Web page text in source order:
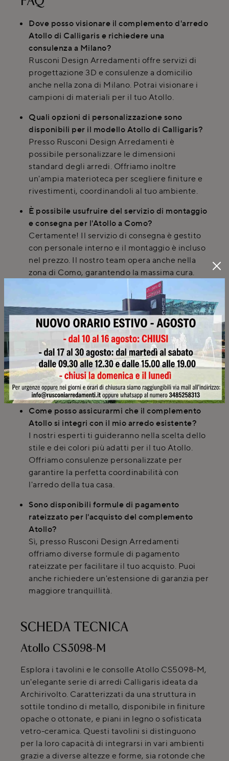
Dove posso visionare il complemento d'arredo
Atollo di Calligaris e richiedere una
consulenza a Milano?
Rusconi Design Arredamenti offre servizi di
progettazione 3D e consulenze a domicilio
anche nella zona di Milano. Potrai visionare i
campioni di materiali per il tuo Atollo.
Quali opzioni di personalizzazione sono
disponibili per il modello Atollo di Calligaris?
Presso Rusconi Design Arredamenti è
possibile personalizzare le dimensioni
standard degli arredi. Offriamo inoltre
un'ampia materioteca per scegliere finiture e
rivestimenti, coordinandoli al tuo ambiente.
È possibile usufruire del servizio di montaggio
e consegna per l'Atollo a Como?
Certamente! Il servizio di consegna è gestito
con personale interno e il montaggio è incluso
nel prezzo. Il nostro team opera anche nella
zona di Como, garantendo la massima cura.
Quali sono i vantaggi di acquistare l'Atollo di
Calligaris presso Rusconi Design Arredamenti
a Cirimido?
Acquistando a Cirimido, beneficerai di servizi
come la progettazione 3D, rilievi misure in
loco e la possibilità di visionare campioni di
materiali. Offriamo inoltre formule di
pagamento rateizzate e un manuale di
manutenzione.
Come posso assicurarmi che il complemento
Atollo si integri con il mio arredo esistente?
I nostri esperti ti guideranno nella scelta dello
stile e dei colori più adatti per il tuo Atollo.
Offriamo consulenze personalizzate per
garantire la perfetta coordinabilità con
l'arredo della tua casa.
Sono disponibili formule di pagamento
rateizzato per l'acquisto del complemento
Atollo?
Sì, presso Rusconi Design Arredamenti
offriamo diverse formule di pagamento
rateizzate per facilitare il tuo acquisto. Puoi
anche richiedere un'estensione di garanzia per
maggiore tranquillità.
SCHEDA TECNICA
Atollo CS5098-M
Esplora i tavolini e le consolle Atollo CS5098-M,
un'elegante serie di arredi Calligaris ideata da
Archirivolto. Caratterizzati da una struttura in
sottile tondino di metallo, disponibile in finiture
opache o ottonate, e piani in legno o sofisticata
vetro-ceramica. Questi tavolini si distinguono
per la loro capacità di integrarsi in vari ambienti
grazie a diverse altezze e forme, sia rotonde che